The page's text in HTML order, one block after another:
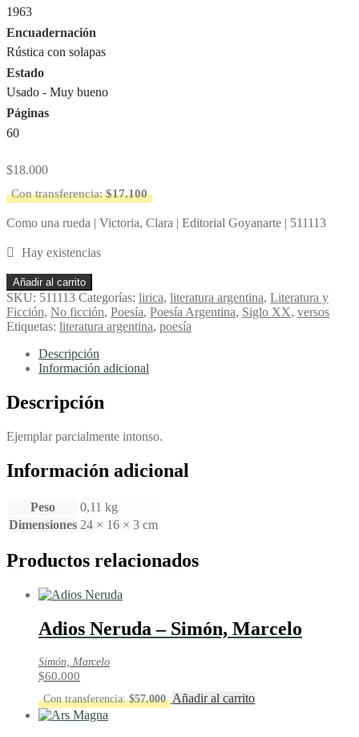
1963
Encuadernación
Rústica con solapas
Estado
Usado - Muy bueno
Páginas
60
$18.000
Con transferencia:$17.100
Como una rueda | Victoria, Clara | Editorial Goyanarte | 511113
Hay existencias
Como
una
rueda
-
Victoria,
Clara
cantidad
Añadir al carrito
SKU: 511113 Categorías: lirica, literatura argentina, Literatura y
Ficción, No ficción, Poesía, Poesía Argentina, Siglo XX, versos
Etiquetas: literatura argentina, poesía
Descripción
Información adicional
Descripción
Ejemplar parcialmente intonso.
Información adicional
Peso
0,11 kg
Dimensiones 24 × 16 × 3 cm
Productos relacionados
Adios Neruda – Simón, Marcelo
Simón, Marcelo
$60.000
Con transferencia:$57.000 Añadir al carrito